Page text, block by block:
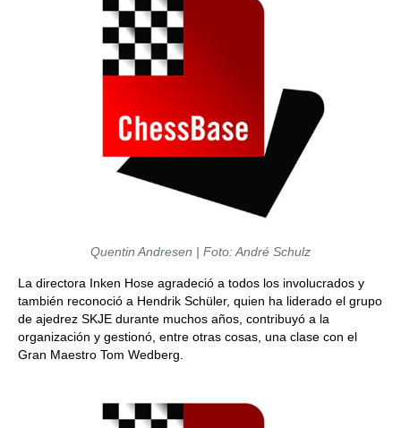
Quentin Andresen | Foto: André Schulz
La directora Inken Hose agradeció a todos los involucrados y
también reconoció a Hendrik Schüler, quien ha liderado el grupo
de ajedrez SKJE durante muchos años, contribuyó a la
organización y gestionó, entre otras cosas, una clase con el
Gran Maestro Tom Wedberg.